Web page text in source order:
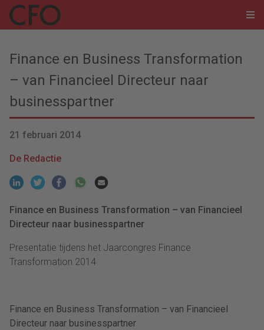
Finance en Business Transformation
– van Financieel Directeur naar
businesspartner
21 februari 2014
De Redactie
Finance en Business Transformation – van Financieel
Directeur naar businesspartner
Presentatie tijdens het Jaarcongres Finance
Transformation 2014
Finance en Business Transformation – van Financieel
Directeur naar businesspartner